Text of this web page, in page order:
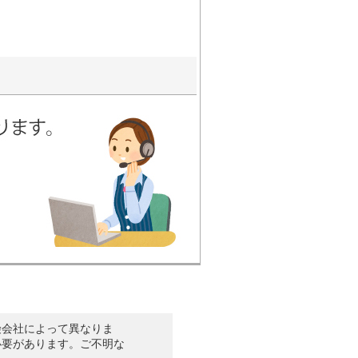
社によって異なりま
があります。ご不明な